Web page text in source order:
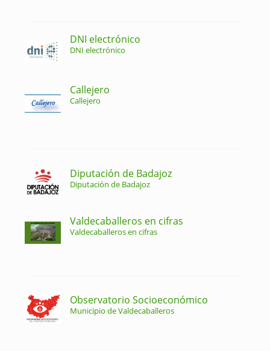
DNI electrónico
DNI electrónico
Callejero
Callejero
Diputación de Badajoz
Diputación de Badajoz
Valdecaballeros en cifras
Valdecaballeros en cifras
Observatorio Socioeconómico
Municipio de Valdecaballeros